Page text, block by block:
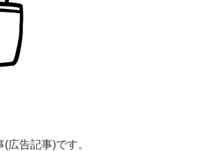
広告記事)です。